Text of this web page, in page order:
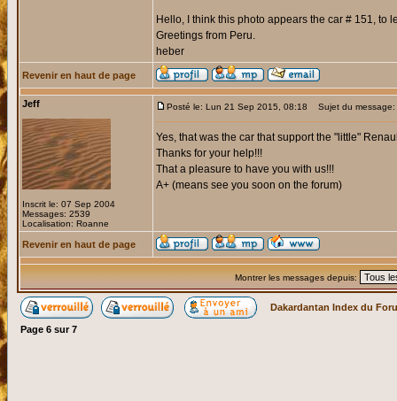
Hello, I think this photo appears the car # 151, to
Greetings from Peru.
heber
Revenir en haut de page
Jeff
Inscrit le: 07 Sep 2004
Messages: 2539
Localisation: Roanne
Posté le: Lun 21 Sep 2015, 08:18 Sujet du message:
Yes, that was the car that support the "little"
Thanks for your help!!!
That a pleasure to have you with us!!!
A+ (means see you soon on the forum)
Revenir en haut de page
Montrer les messages depuis:
Dakardantan Index du
Page 6 sur7